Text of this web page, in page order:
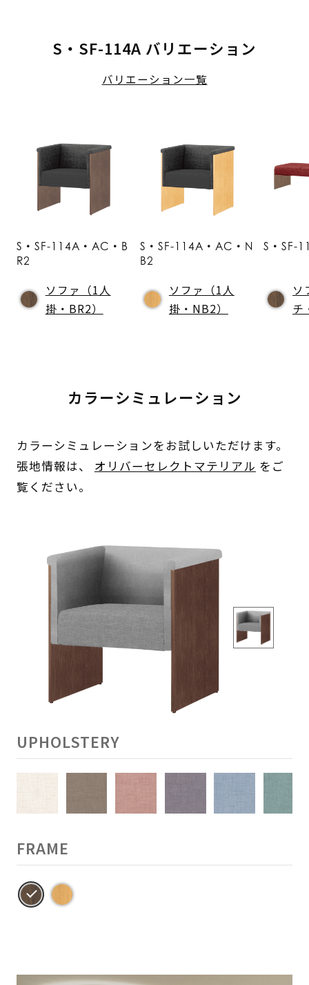
S・SF-114A バリエーション
バリエーション一覧
S・SF-114A・AC・B
R2
ソファ（1人
掛・BR2）
S・SF-114A・AC・N
B2
ソファ（1人
掛・NB2）
S・SF-
ソ
チ
カラーシミュレーション
カラーシミュレーションをお試しいただけます。
張地情報は、 オリバーセレクトマテリアル をご
覧ください。
UPHOLSTERY
FRAME